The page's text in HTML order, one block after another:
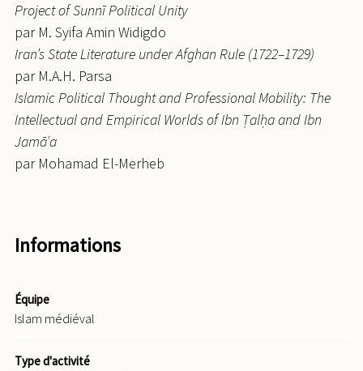
Project of Sunnī Political Unity
par M. Syifa Amin Widigdo
Iran’s State Literature under Afghan Rule (1722–1729)
par M.A.H. Parsa
Islamic Political Thought and Professional Mobility: The
Intellectual and Empirical Worlds of Ibn Ṭalḥa and Ibn
Jamāʿa
par Mohamad El-Merheb
Informations
Équipe
Islam médiéval
Type d'activité